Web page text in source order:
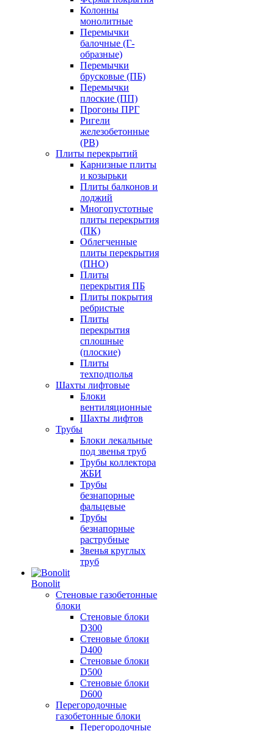
Колонны
монолитные
Перемычки
балочные (Г-
образные)
Перемычки
брусковые (ПБ)
Перемычки
плоские (ПП)
Прогоны ПРГ
Ригели
железобетонные
(РВ)
Плиты перекрытий
Карнизные плиты
и козырьки
Плиты балконов и
лоджий
Многопустотные
плиты перекрытия
(ПК)
Облегченные
плиты перекрытия
(ПНО)
Плиты
перекрытия ПБ
Плиты покрытия
ребристые
Плиты
перекрытия
сплошные
(плоские)
Плиты
техподполья
Шахты лифтовые
Блоки
вентиляционные
Шахты лифтов
Трубы
Блоки лекальные
под звенья труб
Трубы коллектора
ЖБИ
Трубы
безнапорные
фальцевые
Трубы
безнапорные
раструбные
Звенья круглых
труб
Bonolit
Стеновые газобетонные
блоки
Стеновые блоки
D300
Стеновые блоки
D400
Стеновые блоки
D500
Стеновые блоки
D600
Перегородочные
газобетонные блоки
Перегородочные